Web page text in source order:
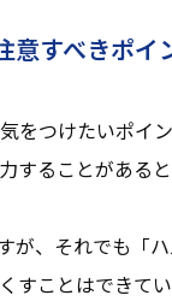
意すべきポイ
をつけたいポイ
することがある
が、それでも「
すことはできて